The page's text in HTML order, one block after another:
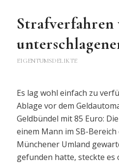
Strafverfahren
EIGENTUMSDELIKTE
Es lag wohl einfach zu
Ablage vor dem
Geldbündel mit 85 Euro:
einem Mann im SB-
Münchener Umland
gefunden hatte, steckte es